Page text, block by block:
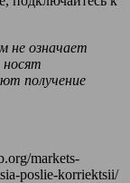
не означает
получение
markets-
poslie-korriektsii/